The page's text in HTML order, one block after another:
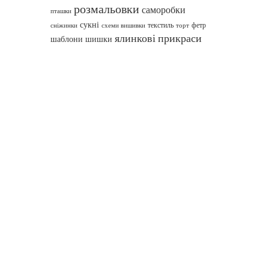
пташки розмальовки саморобки
сніжинки сукні схеми вишивки текстиль торт фетр
шаблони шишки ялинкові прикраси